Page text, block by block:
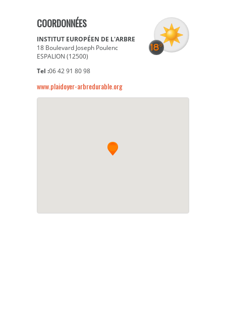
COORDONNÉES
INSTITUT EUROPÉEN DE L'ARBRE
18 Boulevard Joseph Poulenc
ESPALION (12500)
Tel :06 42 91 80 98
www.plaidoyer-arbredurable.org